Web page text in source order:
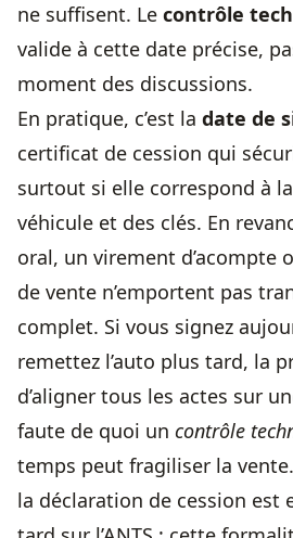
ne suffisent. Le contrôle
valide à cette date précise,
moment des discussions.
En pratique, c’est la date de
certificat de cession qui
surtout si elle correspond à
véhicule et des clés. En
oral, un virement d’acompte
de vente n’emportent pas
complet. Si vous signez
remettez l’auto plus tard, la
d’aligner tous les actes sur
faute de quoi un contrôle
temps peut fragiliser la
la déclaration de cession est